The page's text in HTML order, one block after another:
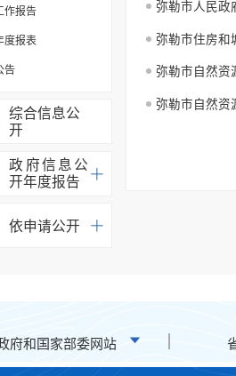
作报告
度报表
告
事项
馈
息公开目录
案
域信息公开
综合信息公
开
政府信息公
开年度报告
依申请公开
弥勒市住房和
府和国家部委网站